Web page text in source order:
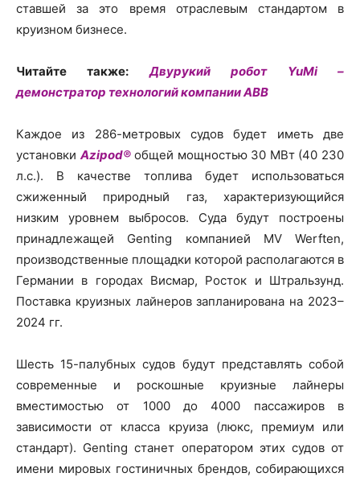
ставшей за это время отраслевым стандартом в
круизном бизнесе.
Читайте также:Двурукий робот YuMi –
демонстратор технологий компании АВВ
Каждое из 286-метровых судов будет иметь две
установкиAzipod®общей мощностью 30 МВт (40 230
л.с.). В качестве топлива будет использоваться
сжиженный природный газ, характеризующийся
низким уровнем выбросов. Суда будут построены
принадлежащей Genting компанией MV Werften,
производственные площадки которой располагаются в
Германии в городах Висмар, Росток и Штральзунд.
Поставка круизных лайнеров запланирована на 2023–
2024 гг.
Шесть 15-палубных судов будут представлять собой
современные и роскошные круизные лайнеры
вместимостью от 1000 до 4000 пассажиров в
зависимости от класса круиза (люкс, премиум или
стандарт). Genting станет оператором этих судов от
имени мировых гостиничных брендов, собирающихся